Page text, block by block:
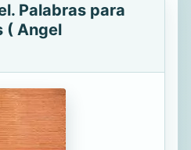
Palabras para
( Angel